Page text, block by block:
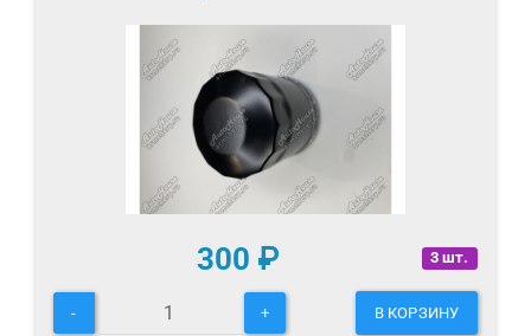
3 шт.
300 ₽
- + В КОРЗИНУ